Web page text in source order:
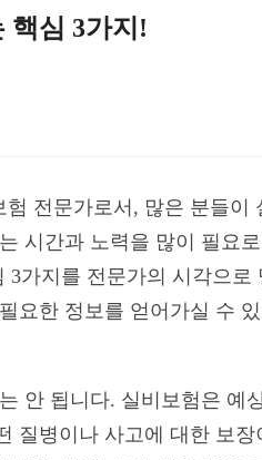
핵심 3가지!
전문가로서, 많은 분들이
시간과 노력을 많이 필요
가지를 전문가의 시각으로
요한 정보를 얻어가실 수
안 됩니다. 실비보험은 예
질병이나 사고에 대한 보장